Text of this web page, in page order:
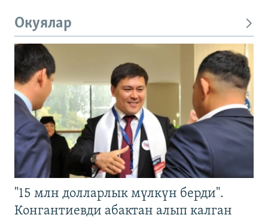
Окуялар
"15 млн долларлык мүлкүн берди".
Конгантиевди абактан алып калган